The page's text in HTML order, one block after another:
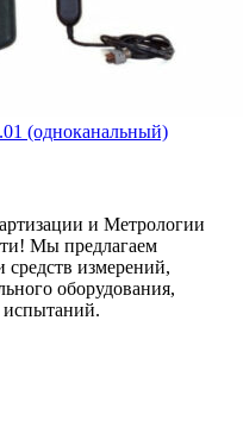
(одноканальный)
и Метрологии
Мы предлагаем
средств измерений,
оборудования,
испытаний.